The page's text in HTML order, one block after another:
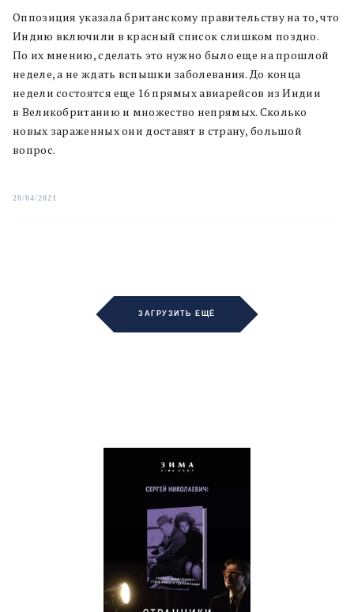
Оппозиция указала британскому правительству на то, что
Индию включили в красный список слишком поздно.
По их мнению, сделать это нужно было еще на прошлой
неделе, а не ждать вспышки заболевания. До конца
недели состоятся еще 16 прямых авиарейсов из Индии
в Великобританию и множество непрямых. Сколько
новых зараженных они доставят в страну, большой
вопрос.
20/04/2021
ЗАГРУЗИТЬ ЕЩЁ